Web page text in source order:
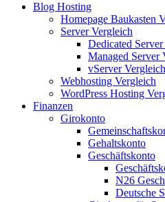
Blog Hosting
Homepage Baukasten
Server Vergleich
Dedicated
Managed Server
vServer Vergleich
Webhosting Vergleich
WordPress Hosting
Finanzen
Girokonto
Gehaltskonto
Geschäftskonto
N26
Deutsche